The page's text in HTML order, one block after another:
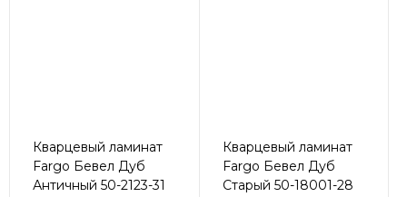
Кварцевый ламинат
Fargo Бевел Дуб
Античный 50-2123-31
Кварцевый ламинат
Fargo Бевел Дуб
Старый 50-18001-28